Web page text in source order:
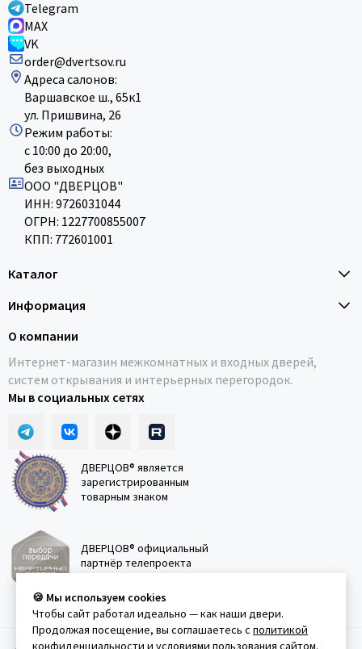
Telegram
MAX
VK
order@dvertsov.ru
Адреса салонов:
Варшавское ш., 65к1
ул. Пришвина, 26
Режим работы:
с 10:00 до 20:00,
без выходных
ООО "ДВЕРЦОВ"
ИНН: 9726031044
ОГРН: 1227700855007
КПП: 772601001
Каталог
Информация
О компании
Интернет-магазин межкомнатных и входных дверей,
систем открывания и интерьерных перегородок.
Мы в социальных сетях
ДВЕРЦОВ® является
зарегистрированным
товарным знаком
ДВЕРЦОВ® официальный
партнёр телепроекта
🍪 Мы используем cookies
Чтобы сайт работал идеально — как наши двери.
Продолжая посещение, вы соглашаетесь с политикой
конфиденциальности и условиями пользования сайтом.